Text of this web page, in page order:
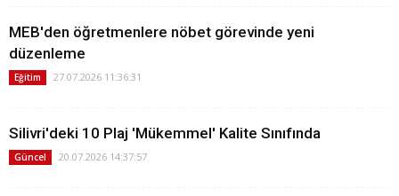
MEB'den öğretmenlere nöbet görevinde yeni
düzenleme
Eğitim 27.07.2026 11:36:31
Silivri'deki 10 Plaj 'Mükemmel' Kalite Sınıfında
Güncel 20.07.2026 14:37:57